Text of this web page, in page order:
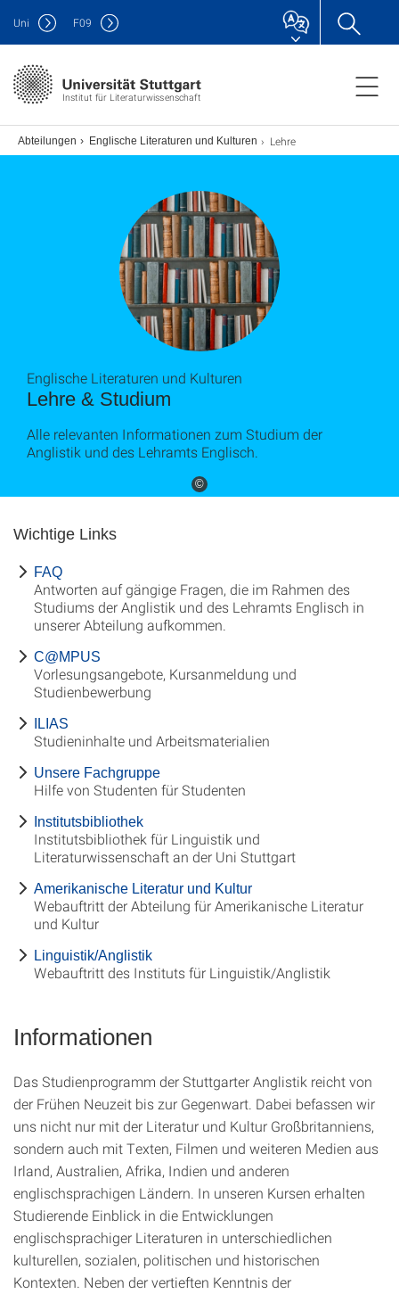
Institut für Literaturwissenschaft
Uni F09
Abteilungen Englische Literaturen und Kulturen Lehre
©
Lehre & Studium
Englische Literaturen und Kulturen
Alle relevanten Informationen zum Studium der
Anglistik und des Lehramts Englisch.
Wichtige Links
FAQ
Antworten auf gängige Fragen, die im Rahmen des
Studiums der Anglistik und des Lehramts Englisch in
unserer Abteilung aufkommen.
C@MPUS
Vorlesungsangebote, Kursanmeldung und
Studienbewerbung
ILIAS
Studieninhalte und Arbeitsmaterialien
Unsere Fachgruppe
Hilfe von Studenten für Studenten
Institutsbibliothek
Institutsbibliothek für Linguistik und
Literaturwissenschaft an der Uni Stuttgart
Amerikanische Literatur und Kultur
Webauftritt der Abteilung für Amerikanische Literatur
und Kultur
Linguistik/Anglistik
Webauftritt des Instituts für Linguistik/Anglistik
Informationen
Das Studienprogramm der Stuttgarter Anglistik reicht von
der Frühen Neuzeit bis zur Gegenwart. Dabei befassen wir
uns nicht nur mit der Literatur und Kultur Großbritanniens,
sondern auch mit Texten, Filmen und weiteren Medien aus
Irland, Australien, Afrika, Indien und anderen
englischsprachigen Ländern. In unseren Kursen erhalten
Studierende Einblick in die Entwicklungen
englischsprachiger Literaturen in unterschiedlichen
kulturellen, sozialen, politischen und historischen
Kontexten. Neben der vertieften Kenntnis der